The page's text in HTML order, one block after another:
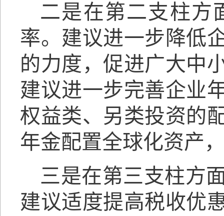
二是在第二支柱方
率。建议进一步降低
的力度，促进广大中
建议进一步完善企业
权益类、另类投资的
年金配置全球化资产
三是在第三支柱方
建议适度提高税收优